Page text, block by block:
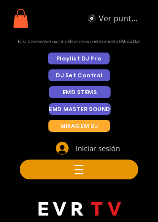
Ver puntos
Para desenvolver ou amplificar o seu conhecimento EMusicDJs
Playlist DJ Pro
DJ Set Control
EMD STEMS
EMD MASTER SOUND
MIXAGEM DJ
Iniciar sesión
E V R T V